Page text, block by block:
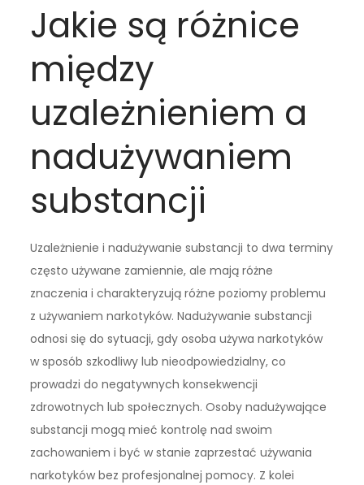
Jakie są różnice
między
uzależnieniem a
nadużywaniem
substancji
Uzależnienie i nadużywanie substancji to dwa terminy
często używane zamiennie, ale mają różne
znaczenia i charakteryzują różne poziomy problemu
z używaniem narkotyków. Nadużywanie substancji
odnosi się do sytuacji, gdy osoba używa narkotyków
w sposób szkodliwy lub nieodpowiedzialny, co
prowadzi do negatywnych konsekwencji
zdrowotnych lub społecznych. Osoby nadużywające
substancji mogą mieć kontrolę nad swoim
zachowaniem i być w stanie zaprzestać używania
narkotyków bez profesjonalnej pomocy. Z kolei